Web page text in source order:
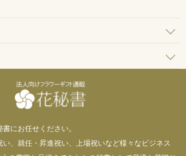
にお任せください。
い、就任・昇進祝い、上場祝いなど様々なビジネス